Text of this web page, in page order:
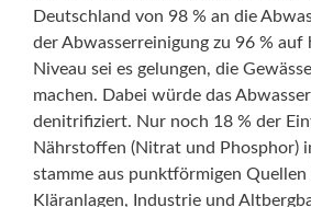
Deutschland von 98 % an die
der Abwasserreinigung zu 96 % auf
Niveau sei es gelungen, die
machen. Dabei würde das
denitrifiziert. Nur noch 18 % der
Nährstoffen (Nitrat und Phosphor)
stamme aus punktförmigen Quellen
Kläranlagen, Industrie und